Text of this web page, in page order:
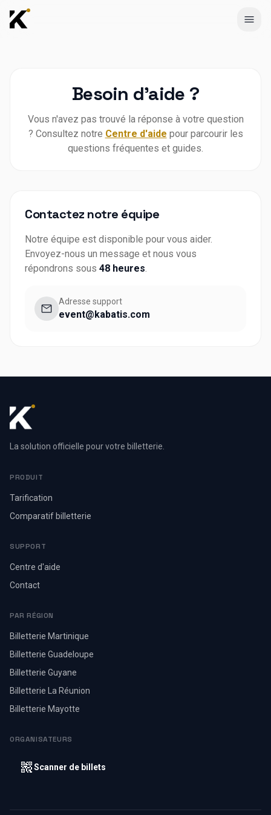
Aller au contenu principal
Menu
Besoin d'aide ?
Vous n'avez pas trouvé la réponse à votre question
? Consultez notre Centre d'aide pour parcourir les
questions fréquentes et guides.
Contactez notre équipe
Notre équipe est disponible pour vous aider.
Envoyez-nous un message et nous vous
répondrons sous 48 heures.
Adresse support
event@kabatis.com
La solution officielle pour votre billetterie.
PRODUIT
Tarification
Comparatif billetterie
SUPPORT
Centre d'aide
Contact
PAR RÉGION
Billetterie Martinique
Billetterie Guadeloupe
Billetterie Guyane
Billetterie La Réunion
Billetterie Mayotte
ORGANISATEURS
Scanner de billets